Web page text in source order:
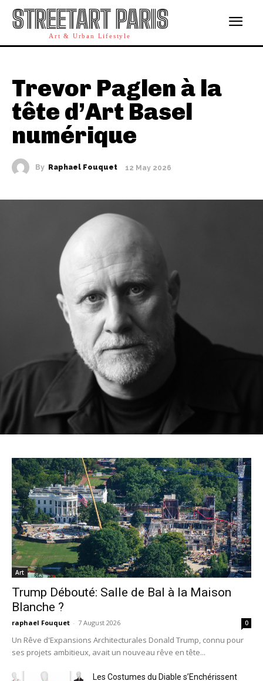
STREETART PARIS
Art & Urban Lifestyle
Trevor Paglen à la
tête d’Art Basel
numérique
By Raphael Fouquet 12 May 2026
Art
Trump Débouté: Salle de Bal à la Maison
Blanche ?
raphael Fouquet - 7 August 2026 0
Un Rêve d'Expansions Architecturales Donald Trump, connu pour
ses projets ambitieux, avait un nouveau rêve en tête...
Les Costumes du Diable s’Enchérissent